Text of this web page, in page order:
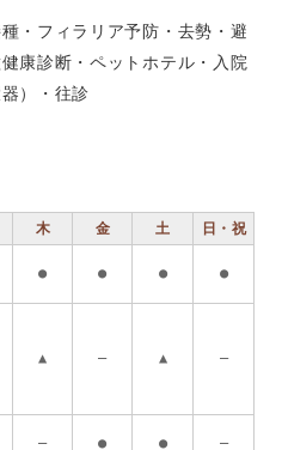
・フィラリア予防・去勢・避
康診断・ペットホテル・入院
）・往診
木 金 土
日・祝
● ● ● ●
▲ ― ▲ ―
― ● ● ―